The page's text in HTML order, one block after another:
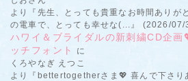
より『先生、とっても貴重なお時間ありが
の電車で、とっても幸せな(...』 (2026/07/
ハワイ＆ブライダルの新刺繍CD企
ッチフォント
に
くろやなぎ えつこ
より『bettertogetherさま💖 喜んで下さり